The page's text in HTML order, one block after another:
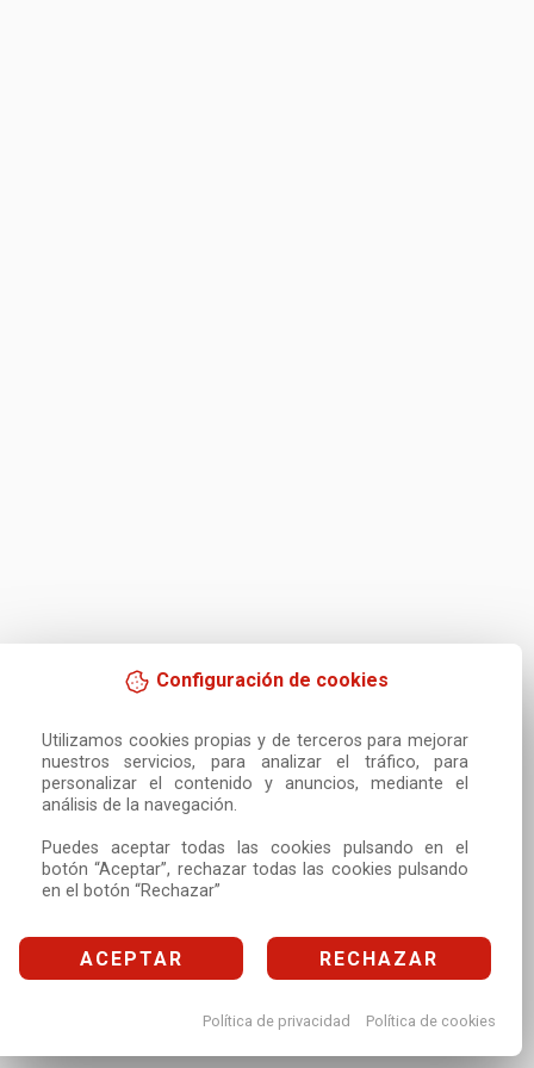
Configuración de cookies
Utilizamos cookies propias y de terceros para mejorar
nuestros servicios, para analizar el tráfico, para
personalizar el contenido y anuncios, mediante el
análisis de la navegación.
Puedes aceptar todas las cookies pulsando en el
botón “Aceptar”, rechazar todas las cookies pulsando
en el botón “Rechazar”
ACEPTAR RECHAZAR
Política de privacidad Política de cookies